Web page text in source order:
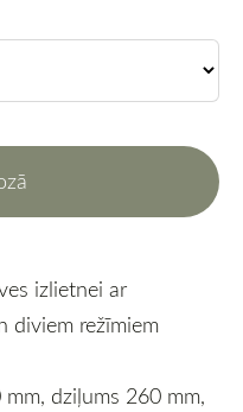
izlietnei ar
diviem režīmiem
dziļums 260 mm,